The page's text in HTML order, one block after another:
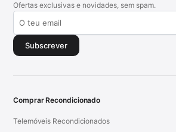
Ofertas exclusivas e novidades, sem spam.
Subscrever
Comprar Recondicionado
Telemóveis Recondicionados